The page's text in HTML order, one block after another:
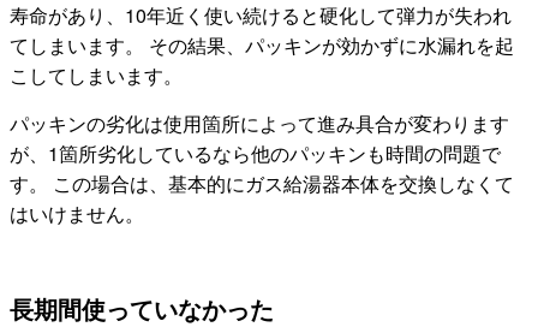
寿命があり、10年近く使い続けると硬化して弾力が失われ
てしまいます。 その結果、パッキンが効かずに水漏れを起
こしてしまいます。
パッキンの劣化は使用箇所によって進み具合が変わります
が、1箇所劣化しているなら他のパッキンも時間の問題で
す。 この場合は、基本的にガス給湯器本体を交換しなくて
はいけません。
長期間使っていなかった